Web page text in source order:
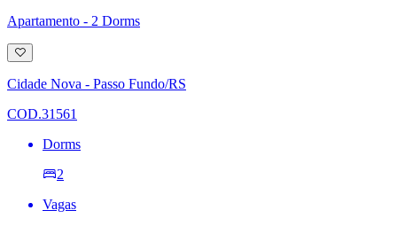
Apartamento - 2 Dorms
Adicionar
à
lista
de
Cidade Nova - Passo Fundo/RS
COD.31561
Dorms
2
Vagas